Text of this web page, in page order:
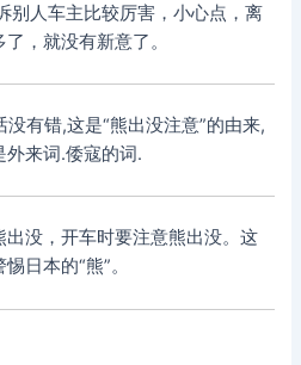
别人车主比较厉害，小心点，离
，就没有新意了。
有错,这是“熊出没注意”的由来,
外来词.倭寇的词.
没，开车时要注意熊出没。这
日本的“熊”。